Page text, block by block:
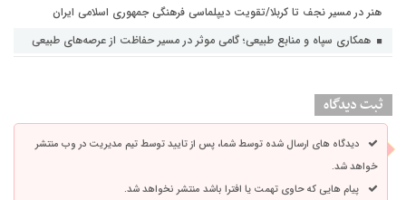
هنر در مسیر نجف تا کربلا/تقویت دیپلماسی فرهنگی جمهوری اسلامی ایران
همکاری سپاه و منابع طبیعی؛ گامی موثر در مسیر حفاظت از عرصه‌های طبیعی
ثبت دیدگاه
دیدگاه های ارسال شده توسط شما، پس از تایید توسط تیم مدیریت در وب منتشر
خواهد شد.
پیام هایی که حاوی تهمت یا افترا باشد منتشر نخواهد شد.